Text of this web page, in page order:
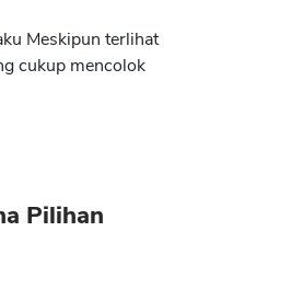
Meskipun terlihat
cukup mencolok
Pilihan